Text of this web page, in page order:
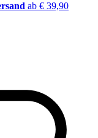
ab € 39,90